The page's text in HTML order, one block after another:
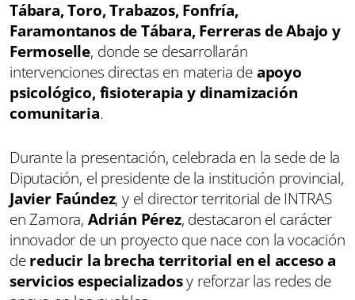
Tábara, Toro, Trabazos, Fonfría,
Faramontanos de Tábara, Ferreras de Abajo y
Fermoselle, donde se desarrollarán
intervenciones directas en materia deapoyo
psicológico, fisioterapia y dinamización
comunitaria.
Durante la presentación, celebrada en la sede de la
Diputación, el presidente de la institución provincial,
Javier Faúndez, y el director territorial de INTRAS
en Zamora, Adrián Pérez, destacaron el carácter
innovador de un proyecto que nace con la vocación
dereducir la brecha territorial en el acceso a
servicios especializadosy reforzar las redes de